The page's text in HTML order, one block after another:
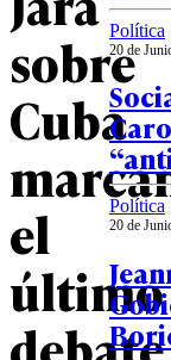
sobre
Cuba
el
último
Política
20 de
Política
20 de